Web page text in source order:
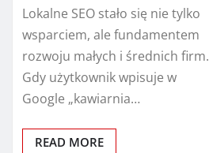
Lokalne SEO stało się nie tylko
wsparciem, ale fundamentem
rozwoju małych i średnich firm.
Gdy użytkownik wpisuje w
Google „kawiarnia…
READ MORE